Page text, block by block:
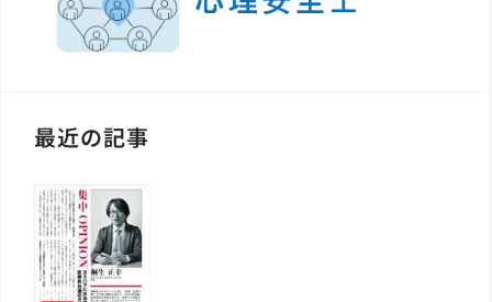
最近の記事